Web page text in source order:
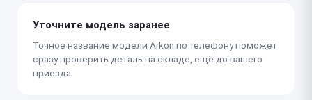
Уточните модель заранее
Точное название модели Arkon по телефону поможет
сразу проверить деталь на складе, ещё до вашего
приезда.